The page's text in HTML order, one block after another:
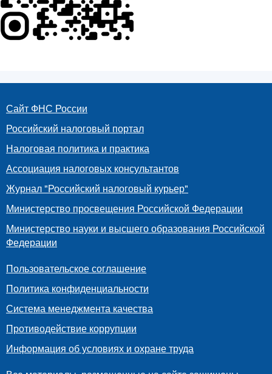
Сайт ФНС России
Российский налоговый портал
Налоговая политика и практика
Ассоциация налоговых консультантов
Журнал "Российский налоговый курьер"
Министерство просвещения Российской Федерации
Министерство науки и высшего образования Российской
Федерации
Пользовательское соглашение
Политика конфиденциальности
Система менеджмента качества
Противодействие коррупции
Информация об условиях и охране труда